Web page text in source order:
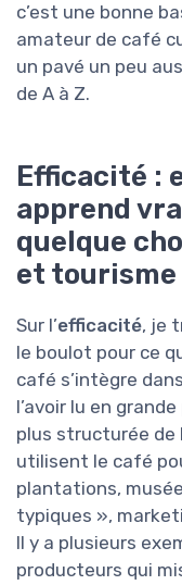
c’est une bonne
amateur de café
un pavé un peu
de A à Z.
Efficacité :
apprend
quelque
et tourisme
Sur l’efficacité, je
le boulot pour ce
café s’intègre
l’avoir lu en
plus structurée
utilisent le café
plantations,
typiques »,
Il y a plusieurs
producteurs qui